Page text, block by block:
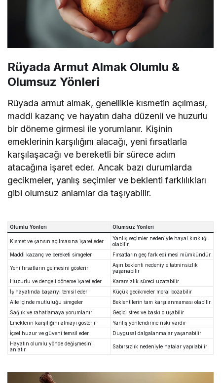
Rüyada Armut Almak Olumlu &
Olumsuz Yönleri
Rüyada armut almak, genellikle kısmetin açılması,
maddi kazanç ve hayatın daha düzenli ve huzurlu
bir döneme girmesi ile yorumlanır. Kişinin
emeklerinin karşılığını alacağı, yeni fırsatlarla
karşılaşacağı ve bereketli bir sürece adım
atacağına işaret eder. Ancak bazı durumlarda
gecikmeler, yanlış seçimler ve beklenti farklılıkları
gibi olumsuz anlamlar da taşıyabilir.
Olumlu Yönleri Olumsuz Yönleri
Kısmet ve şansın açılmasına işaret eder
Yanlış seçimler nedeniyle hayal kırıklığı
olabilir
Maddi kazanç ve bereketi simgeler
Fırsatların geç fark edilmesi mümkündür
Yeni fırsatların gelmesini gösterir
Aşırı beklenti nedeniyle tatminsizlik
yaşanabilir
Huzurlu ve dengeli döneme işaret eder
Kararsızlık süreci uzatabilir
İş hayatında başarıyı temsil eder
Küçük gecikmeler moral bozabilir
Aile içinde mutluluğu simgeler
Beklentilerin tam karşılanmaması olabilir
Sağlık ve rahatlamaya yorumlanır
Geçici stres ve baskı oluşabilir
Emeklerin karşılığını almayı gösterir
Yanlış yönlendirme riski vardır
İçsel huzur ve güveni temsil eder
Duygusal dalgalanmalar yaşanabilir
Hayatın olumlu yönde değişmesini
anlatır
Sabırsızlık nedeniyle hatalar yapılabilir